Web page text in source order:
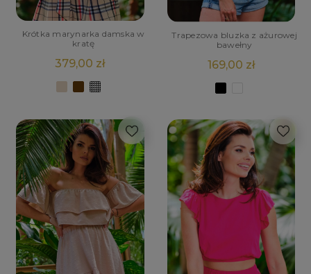
Krótka marynarka damska w
kratę
379,00 zł
Trapezowa bluzka z ażurowej
bawełny
169,00 zł